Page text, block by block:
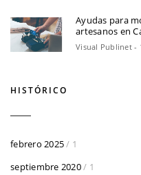
Ayudas para
artesanos en
Visual Publinet -
HISTÓRICO
febrero 2025/ 1
septiembre 2020/ 1